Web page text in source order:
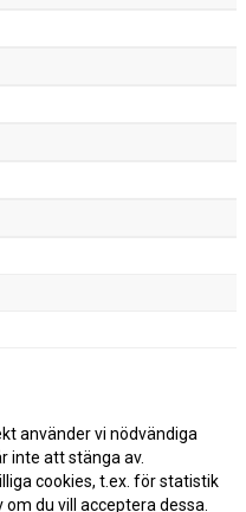
använder vi nödvändiga
inte att stänga av.
cookies, t.ex. för statistik
du vill acceptera dessa.